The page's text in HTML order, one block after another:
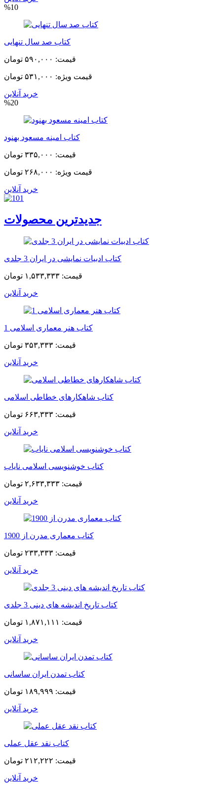
%10
کتاب صد سال تنهایی
قیمت: ۵۹۰,۰۰۰ تومان
قیمت ویژه: ۵۳۱,۰۰۰ تومان
خرید آنلاین
%20
کتاب امینه مسعود بهنود
قیمت: ۳۳۵,۰۰۰ تومان
قیمت ویژه: ۲۶۸,۰۰۰ تومان
خرید آنلاین
جدیدترین محصولات
کتاب ادبیات نمایشی در ایران 3 جلدی
قیمت: ۱,۵۳۳,۳۳۳ تومان
خرید آنلاین
کتاب هنر معماری اسلامی 1
قیمت: ۳۵۳,۳۳۳ تومان
خرید آنلاین
کتاب شاهکارهای خطاطی اسلامی
قیمت: ۶۶۳,۳۳۳ تومان
خرید آنلاین
کتاب خوشنویسی اسلامی نایاب
قیمت: ۲,۶۳۳,۳۳۳ تومان
خرید آنلاین
کتاب معماری مدرن از 1900
قیمت: ۲۳۳,۳۳۳ تومان
خرید آنلاین
کتاب تاریخ اندیشه های دینی 3 جلدی
قیمت: ۱,۸۷۱,۱۱۱ تومان
خرید آنلاین
کتاب تمدن ایران ساسانی
قیمت: ۱۸۹,۹۹۹ تومان
خرید آنلاین
کتاب نقد عقل عملی
قیمت: ۲۱۲,۲۲۲ تومان
خرید آنلاین